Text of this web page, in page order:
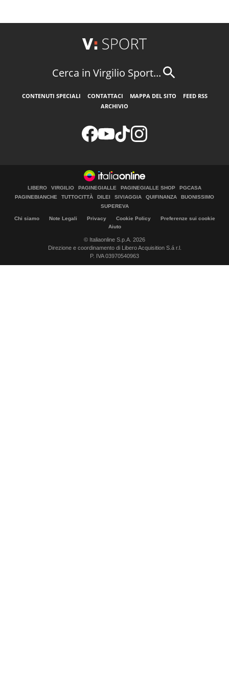
Cerca in Virgilio Sport...
CONTENUTI SPECIALI CONTATTACI MAPPA DEL SITO
FEED RSS
ARCHIVIO
LIBERO VIRGILIO PAGINEGIALLE PAGINEGIALLE SHOP
PGCASA
PAGINEBIANCHE
TUTTOCITTÀ DILEI SIVIAGGIA QUIFINANZA
BUONISSIMO
SUPEREVA
Chi siamo Note Legali Privacy Cookie Policy
Preferenze sui cookie
Aiuto
© Italiaonline S.p.A. 2026
Direzione e coordinamento di Libero Acquisition S.á r.l.
P. IVA 03970540963